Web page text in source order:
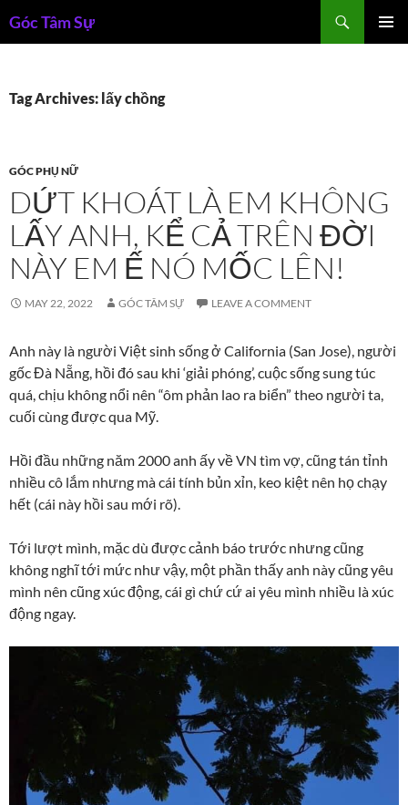
toGóc Tâm Sự
Tag Archives: lấy chồng
GÓC PHỤ NỮ
DỨT KHOÁT LÀ EM KHÔNG
LẤY ANH, KỂ CẢ TRÊN ĐỜI
NÀY EM Ế NÓ MỐC LÊN!
MAY 22, 2022 GÓC TÂM SỰ LEAVE A COMMENT
Anh này là người Việt sinh sống ở California (San Jose), người
gốc Đà Nẵng, hồi đó sau khi ‘giải phóng’, cuộc sống sung túc
quá, chịu không nổi nên “ôm phản lao ra biển” theo người ta,
cuối cùng được qua Mỹ.
Hồi đầu những năm 2000 anh ấy về VN tìm vợ, cũng tán tỉnh
nhiều cô lắm nhưng mà cái tính bủn xỉn, keo kiệt nên họ chạy
hết (cái này hồi sau mới rõ).
Tới lượt mình, mặc dù được cảnh báo trước nhưng cũng
không nghĩ tới mức như vậy, một phần thấy anh này cũng yêu
mình nên cũng xúc động, cái gì chứ cứ ai yêu mình nhiều là xúc
động ngay.